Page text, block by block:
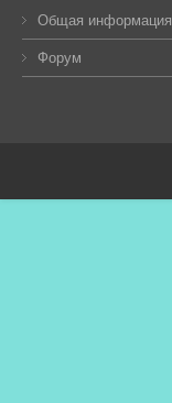
Общая информация
Форум